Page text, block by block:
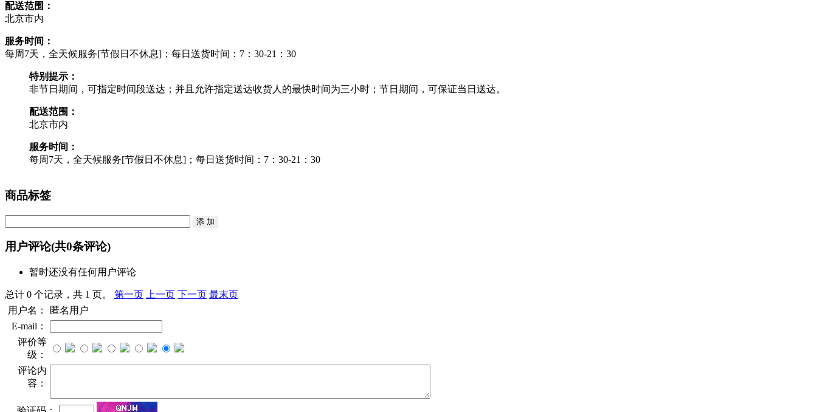
配送范围：
北京市内
服务时间：
每周7天，全天候服务[节假日不休息]；每日送货时间：7：30-21：30
特别提示：
非节日期间，可指定时间段送达；并且允许指定送达收货人的最快时间为三小时；节日期间，可保证当日送达。
配送范围：
北京市内
服务时间：
每周7天，全天候服务[节假日不休息]；每日送货时间：7：30-21：30
商品标签
用户评论(共0条评论)
暂时还没有任何用户评论
总计 0 个记录，共 1 页。 第一页 上一页 下一页 最末页
用户名：
匿名用户
E-mail：
评价等
级：
评论内
容：